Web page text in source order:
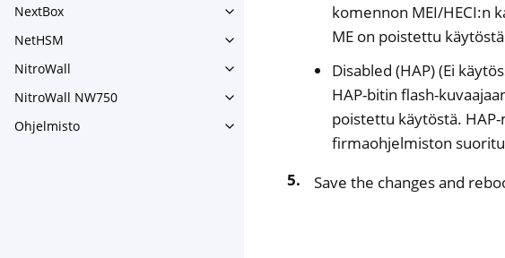
NextBox
Toggle navigation of NextBox
NetHSM
Toggle navigation of NetHSM
NitroWall
Toggle navigation of NitroWall
NitroWall NW750
Toggle navigation of NitroWall NW750
Ohjelmisto
Toggle navigation of Ohjelmisto
komennon MEI/HECI:n
ME on poistettu
Disabled (HAP) (Ei
HAP-bitin flash-
poistettu käytöstä.
firmaohjelmiston
Save the changes and